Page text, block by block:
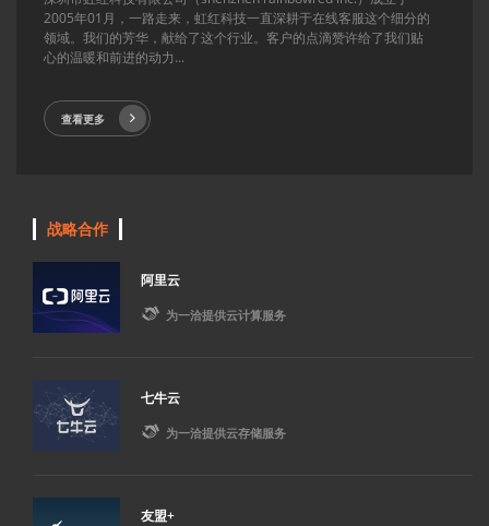
2005年01月，一路走来，虹红科技一直深耕于在线客服这个细分的
领域。我们的芳华，献给了这个行业。客户的点滴赞许给了我们贴
心的温暖和前进的动力...
查看更多
战略合作
阿里云
 为一洽提供云计算服务
七牛云
 为一洽提供云存储服务
友盟+